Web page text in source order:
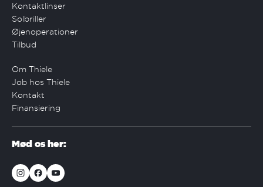
Kontaktlinser
Solbriller
Øjenoperationer
Tilbud
Om Thiele
Job hos Thiele
Kontakt
Finansiering
Mød os her: